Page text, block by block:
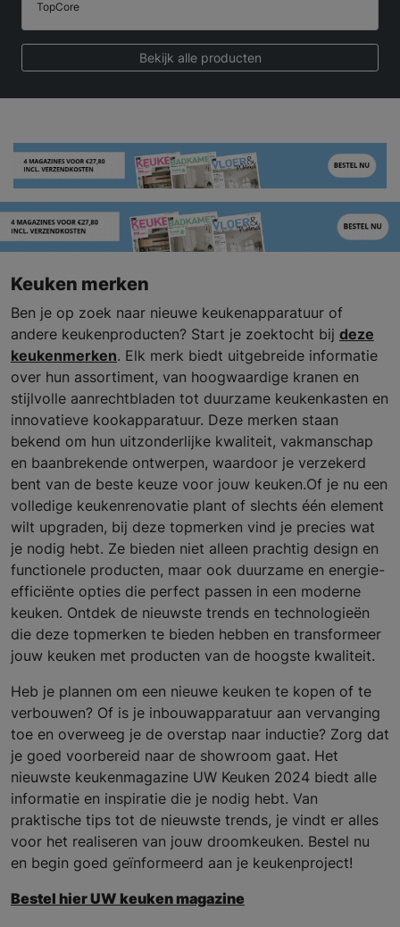
TopCore
Bekijk alle producten
Keuken merken
Ben je op zoek naar nieuwe keukenapparatuur of
andere keukenproducten? Start je zoektocht bij deze
keukenmerken. Elk merk biedt uitgebreide informatie
over hun assortiment, van hoogwaardige kranen en
stijlvolle aanrechtbladen tot duurzame keukenkasten en
innovatieve kookapparatuur. Deze merken staan
bekend om hun uitzonderlijke kwaliteit, vakmanschap
en baanbrekende ontwerpen, waardoor je verzekerd
bent van de beste keuze voor jouw keuken.Of je nu een
volledige keukenrenovatie plant of slechts één element
wilt upgraden, bij deze topmerken vind je precies wat
je nodig hebt. Ze bieden niet alleen prachtig design en
functionele producten, maar ook duurzame en energie-
efficiënte opties die perfect passen in een moderne
keuken. Ontdek de nieuwste trends en technologieën
die deze topmerken te bieden hebben en transformeer
jouw keuken met producten van de hoogste kwaliteit.
Heb je plannen om een nieuwe keuken te kopen of te
verbouwen? Of is je inbouwapparatuur aan vervanging
toe en overweeg je de overstap naar inductie? Zorg dat
je goed voorbereid naar de showroom gaat. Het
nieuwste keukenmagazine UW Keuken 2024 biedt alle
informatie en inspiratie die je nodig hebt. Van
praktische tips tot de nieuwste trends, je vindt er alles
voor het realiseren van jouw droomkeuken. Bestel nu
en begin goed geïnformeerd aan je keukenproject!
Bestel hier UW keuken magazine